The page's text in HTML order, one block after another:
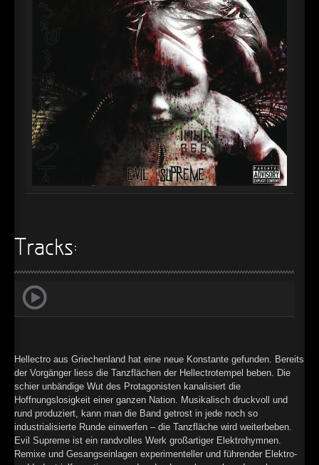
► Die Krieger
Oberer Totpunkt
Imperator
Oberer Totpunkt
Maschinenherz
Oberer Totpunkt
► Der Siebte Tag
Oberer Totpunkt
Langfristig gesehen (sind wir alle tot)
Oberer Totpunkt
► Blutmond
Oberer Totpunkt
► Totentanz
Oberer Totpunkt
Oberer Totpunkt
► Gevatter Tod
►
►
►
►
Tracks:
Hellectro aus Griechenland hat eine neue Konstante gefunden. Bereits
der Vorgänger liess die Tanzflächen der Hellectrotempel beben. Die
schier unbändige Wut des Protagonisten kanalisiert die
Hoffnungslosigkeit einer ganzen Nation. Musikalisch druckvoll und
rund produziert, kann man die Band getrost in jede noch so
industrialisierte Runde einwerfen – die Tanzfläche wird weiterbeben.
Evil Supreme ist ein randvolles Werk großartiger Elektrohymnen.
Remixe und Gesangseinlagen experimenteller und führender Elektro-